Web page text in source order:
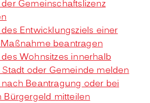
Gemeinschaftslizenz
Entwicklungsziels einer
beantragen
Wohnsitzes innerhalb
oder Gemeinde melden
Beantragung oder bei
Bürgergeld mitteilen